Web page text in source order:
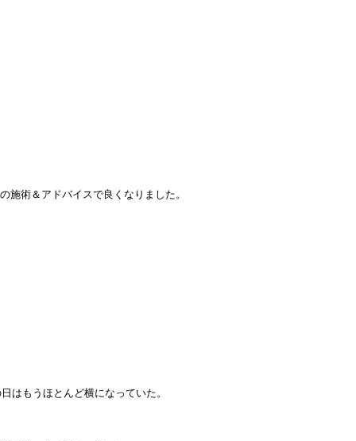
施術＆アドバイスで良くなりました。
はもうほとんど横になっていた。